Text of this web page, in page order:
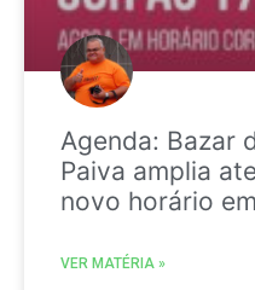
Agenda: Bazar
Paiva amplia
novo horário
VER MATÉRIA »